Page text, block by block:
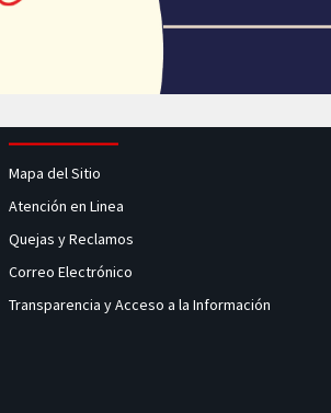
Mapa del Sitio
Atención en Linea
Quejas y Reclamos
Correo Electrónico
Transparencia y Acceso a la Información